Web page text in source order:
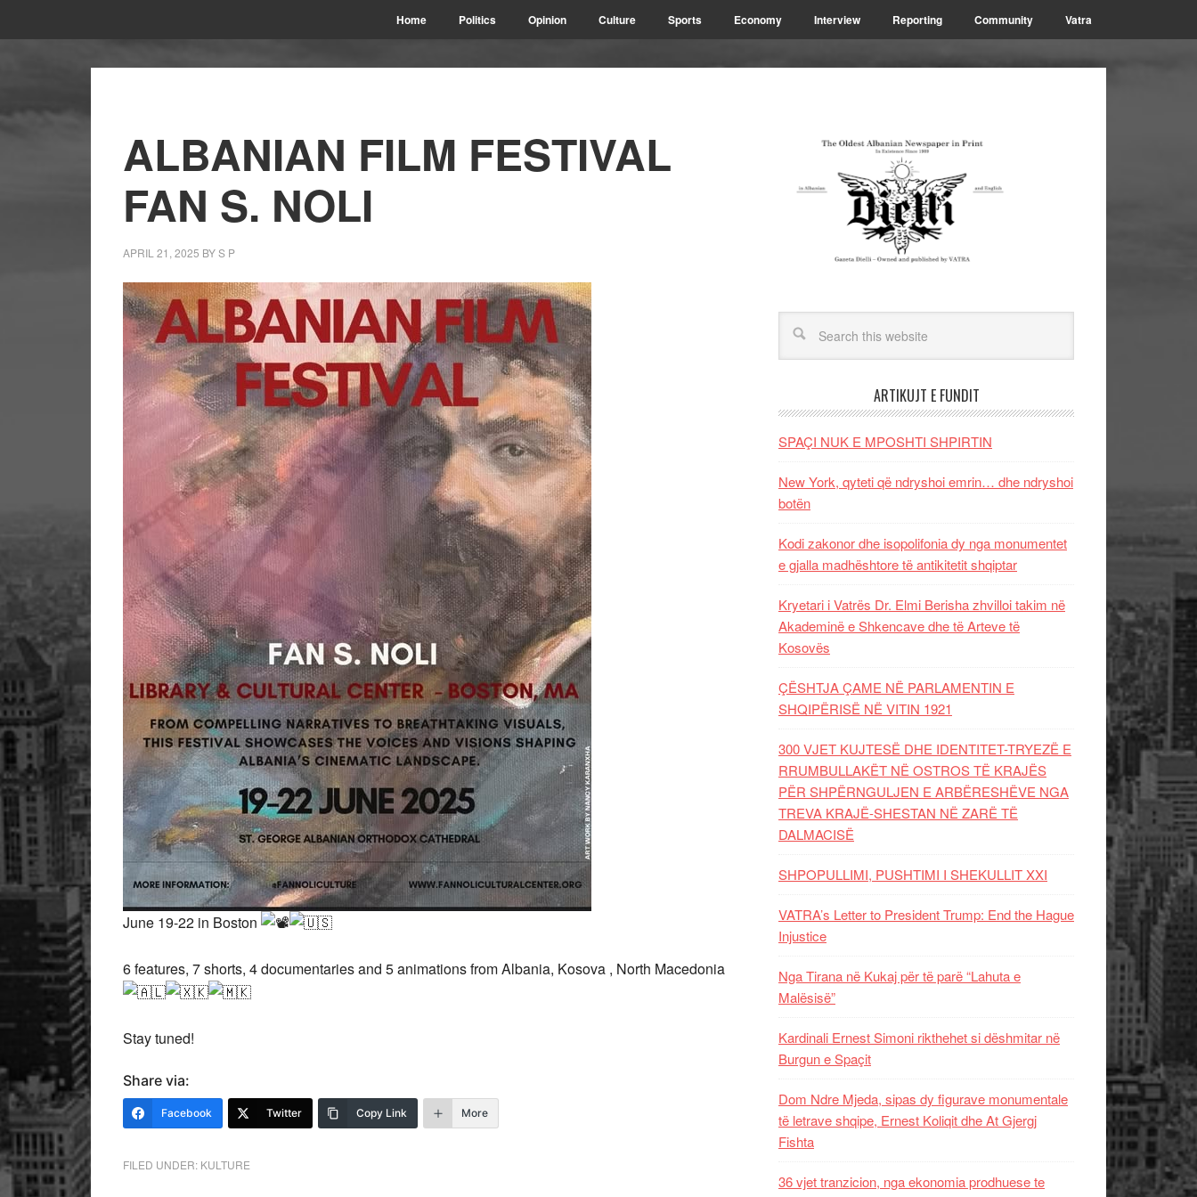
Home Politics Opinion Culture Sports Economy Interview Reporting Community Vatra
ALBANIAN FILM FESTIVAL
FAN S. NOLI
APRIL 21, 2025 BYS P
June 19-22 in Boston
6 features, 7 shorts, 4 documentaries and 5 animations from Albania, Kosova , North Macedonia
Stay tuned!
Share via:
Facebook Twitter Copy Link More
FILED UNDER: KULTURE
ARTIKUJT E FUNDIT
SPAÇI NUK E MPOSHTI SHPIRTIN
New York, qyteti që ndryshoi emrin… dhe ndryshoi
botën
Kodi zakonor dhe isopolifonia dy nga monumentet
e gjalla madhështore të antikitetit shqiptar
Kryetari i Vatrës Dr. Elmi Berisha zhvilloi takim në
Akademinë e Shkencave dhe të Arteve të
Kosovës
ÇËSHTJA ÇAME NË PARLAMENTIN E
SHQIPËRISË NË VITIN 1921
300 VJET KUJTESË DHE IDENTITET-TRYEZË E
RRUMBULLAKËT NË OSTROS TË KRAJËS
PËR SHPËRNGULJEN E ARBËRESHËVE NGA
TREVA KRAJË-SHESTAN NË ZARË TË
DALMACISË
SHPOPULLIMI, PUSHTIMI I SHEKULLIT XXI
VATRA’s Letter to President Trump: End the Hague
Injustice
Nga Tirana në Kukaj për të parë “Lahuta e
Malësisë”
Kardinali Ernest Simoni rikthehet si dëshmitar në
Burgun e Spaçit
Dom Ndre Mjeda, sipas dy figurave monumentale
të letrave shqipe, Ernest Koliqit dhe At Gjergj
Fishta
36 vjet tranzicion, nga ekonomia prodhuese te